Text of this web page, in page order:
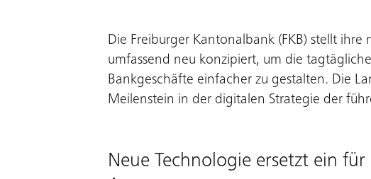
Die Freiburger Kantonalbank (FKB) stellt ihre
umfassend neu konzipiert, um die
Bankgeschäfte einfacher zu gestalten. Die
Meilenstein in der digitalen Strategie der
Neue Technologie ersetzt ein